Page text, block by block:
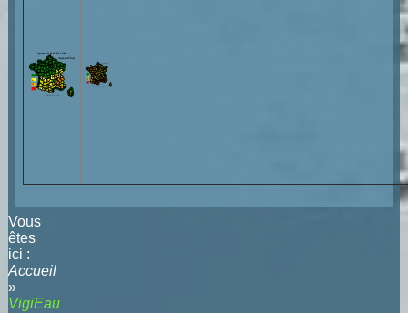
Vous
êtes
ici :
Accueil
»
VigiEau